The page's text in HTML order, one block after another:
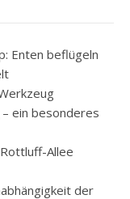
Enten beflügeln
ein besonderes
Allee
der